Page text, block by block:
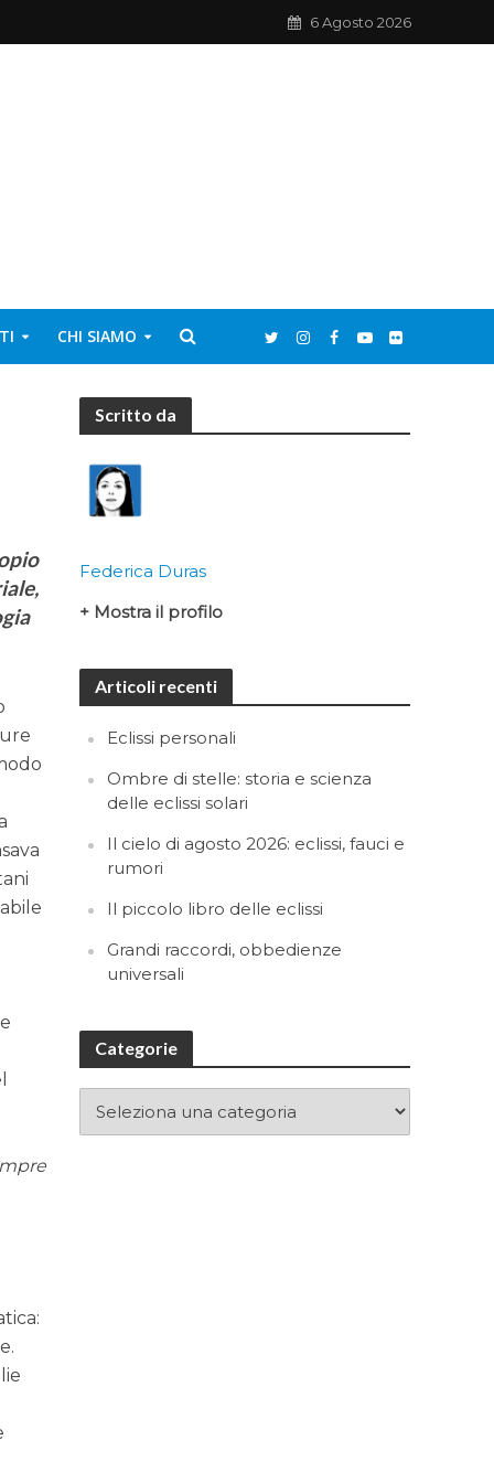
6 Agosto 2026
CHI SIAMO
Scritto da
Federica Duras
+ Mostra il profilo
Articoli recenti
Eclissi personali
Ombre di stelle: storia e scienza
delle eclissi solari
Il cielo di agosto 2026: eclissi, fauci e
rumori
Il piccolo libro delle eclissi
Grandi raccordi, obbedienze
universali
Categorie